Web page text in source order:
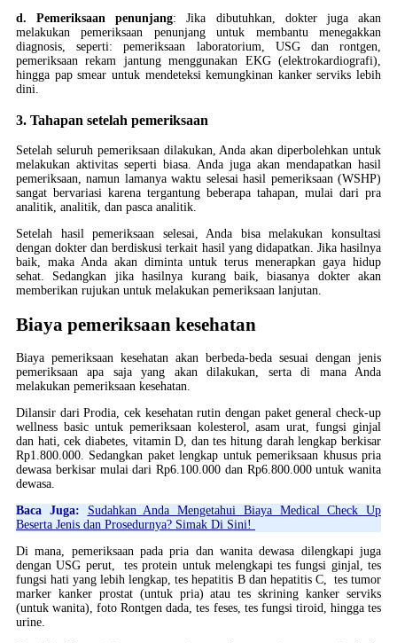
d. Pemeriksaan penunjang: Jika dibutuhkan, dokter juga akan
melakukan pemeriksaan penunjang untuk membantu menegakkan
diagnosis, seperti: pemeriksaan laboratorium, USG dan rontgen,
pemeriksaan rekam jantung menggunakan EKG (elektrokardiografi),
hingga pap smear untuk mendeteksi kemungkinan kanker serviks lebih
dini.
3. Tahapan setelah pemeriksaan
Setelah seluruh pemeriksaan dilakukan, Anda akan diperbolehkan untuk
melakukan aktivitas seperti biasa. Anda juga akan mendapatkan hasil
pemeriksaan, namun lamanya waktu selesai hasil pemeriksaan (WSHP)
sangat bervariasi karena tergantung beberapa tahapan, mulai dari pra
analitik, analitik, dan pasca analitik.
Setelah hasil pemeriksaan selesai, Anda bisa melakukan konsultasi
dengan dokter dan berdiskusi terkait hasil yang didapatkan. Jika hasilnya
baik, maka Anda akan diminta untuk terus menerapkan gaya hidup
sehat. Sedangkan jika hasilnya kurang baik, biasanya dokter akan
memberikan rujukan untuk melakukan pemeriksaan lanjutan.
Biaya pemeriksaan kesehatan
Biaya pemeriksaan kesehatan akan berbeda-beda sesuai dengan jenis
pemeriksaan apa saja yang akan dilakukan, serta di mana Anda
melakukan pemeriksaan kesehatan.
Dilansir dari Prodia, cek kesehatan rutin dengan paket general check-up
wellness basic untuk pemeriksaan kolesterol, asam urat, fungsi ginjal
dan hati, cek diabetes, vitamin D, dan tes hitung darah lengkap berkisar
Rp1.800.000. Sedangkan paket lengkap untuk pemeriksaan khusus pria
dewasa berkisar mulai dari Rp6.100.000 dan Rp6.800.000 untuk wanita
dewasa.
Baca Juga:
Sudahkan Anda Mengetahui Biaya Medical Check Up
Beserta Jenis dan Prosedurnya? Simak Di Sini!
Di mana, pemeriksaan pada pria dan wanita dewasa dilengkapi juga
dengan USG perut, tes protein untuk melengkapi tes fungsi ginjal, tes
fungsi hati yang lebih lengkap, tes hepatitis B dan hepatitis C, tes tumor
marker kanker prostat (untuk pria) atau tes skrining kanker serviks
(untuk wanita), foto Rontgen dada, tes feses, tes fungsi tiroid, hingga tes
urine.